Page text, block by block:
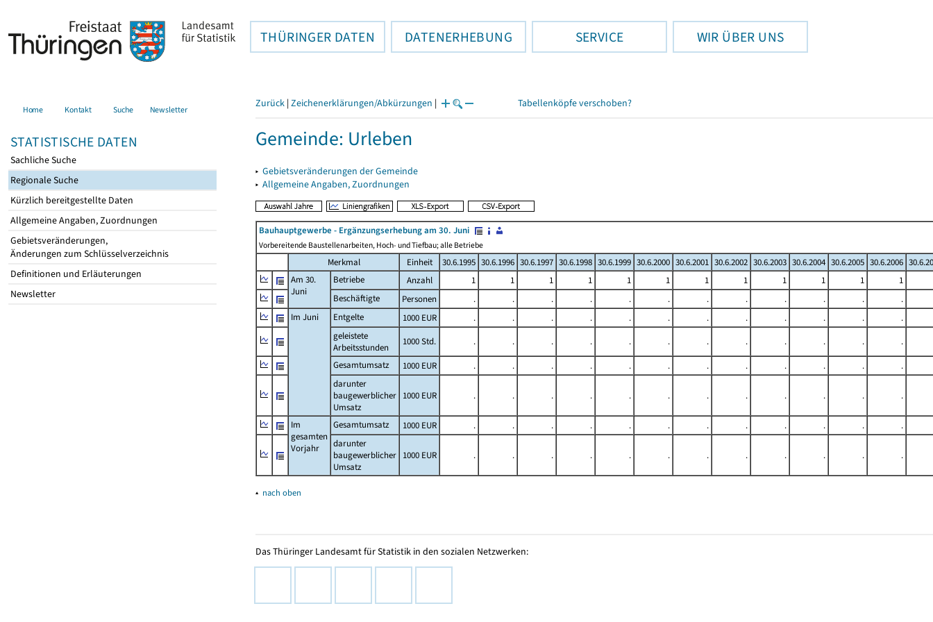
THÜRINGER DATEN DATENERHEBUNG SERVICE WIR ÜBER UNS
Home Kontakt Suche Newsletter
STATISTISCHE DATEN
Sachliche Suche
Regionale Suche
Kürzlich bereitgestellte Daten
Allgemeine Angaben, Zuordnungen
Gebietsveränderungen,
Änderungen zum Schlüsselverzeichnis
Definitionen und Erläuterungen
Newsletter
Zurück | Zeichenerklärungen/Abkürzungen | Tabellenköpfe verschoben?
Gemeinde: Urleben
▸ Gebietsveränderungen der Gemeinde
▸ Allgemeine Angaben, Zuordnungen
Bauhauptgewerbe - Ergänzungserhebung am 30. Juni
Vorbereitende Baustellenarbeiten, Hoch- und Tiefbau; alle Betriebe
Merkmal Einheit 30.6.1995 30.6.1996 30.6.1997 30.6.1998 30.6.1999 30.6.2000 30.6.2001 30.6.2002 30.6.2003 30.6.2004 30.6.2005 30.6.2006
Am 30.
Juni
Betriebe Anzahl 1 1 1 1 1 1 1 1 1 1 1
1
Beschäftigte
Personen . . . . . . . . . . .
.
Im Juni
Entgelte 1000 EUR . . . . . . . . . . .
.
geleistete
Arbeitsstunden
1000 Std. . . . . . . . . . . .
.
Gesamtumsatz
1000 EUR . . . . . . . . . . .
.
darunter
baugewerblicher
Umsatz
1000 EUR . . . . . . . . . . . .
Im
gesamten
Vorjahr
Gesamtumsatz 1000 EUR . . . . . . . . . . .
.
darunter
baugewerblicher
Umsatz
1000 EUR . . . . . . . . . . . .
▴ nach oben
Das Thüringer Landesamt für Statistik in den sozialen Netzwerken: